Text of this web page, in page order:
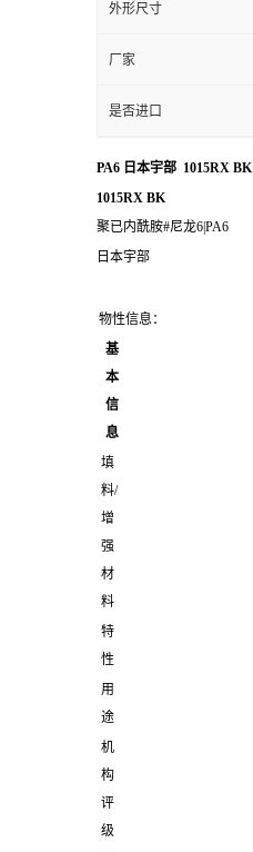
外形尺寸
厂家
是否进口
PA6 日本宇部 1015RX BK
1015RX BK
聚已内酰胺#尼龙6|PA6
日本宇部
物性信息：
基
本
信
息
填
料/
增
强
材
料
特
性
用
途
机
构
评
级